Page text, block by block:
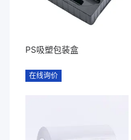
PS吸塑包装盒
在线询价